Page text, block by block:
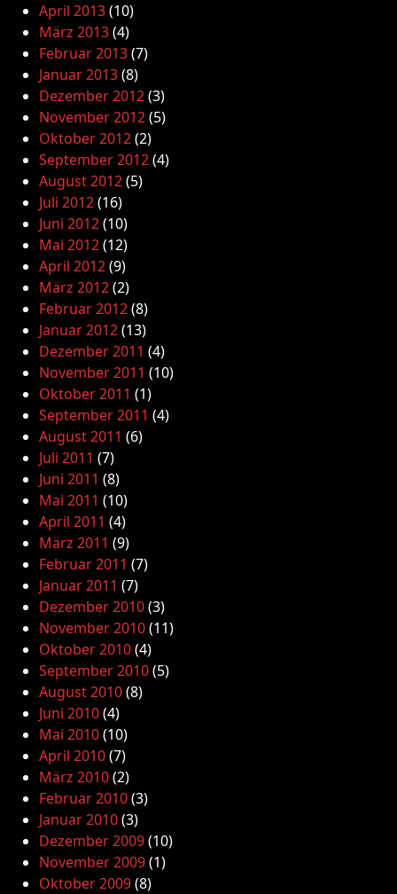
April 2013(10)
März 2013(4)
Februar 2013(7)
Januar 2013(8)
Dezember 2012(3)
November 2012(5)
Oktober 2012(2)
September 2012(4)
August 2012(5)
Juli 2012(16)
Juni 2012(10)
Mai 2012(12)
April 2012(9)
März 2012(2)
Februar 2012(8)
Januar 2012(13)
Dezember 2011 (4)
November 2011 (10)
Oktober 2011 (1)
September 2011 (4)
August 2011 (6)
Juli 2011 (7)
Juni 2011 (8)
Mai 2011 (10)
April 2011 (4)
März 2011 (9)
Februar 2011 (7)
Januar 2011 (7)
Dezember 2010(3)
November 2010(11)
Oktober 2010(4)
September 2010(5)
August 2010(8)
Juni 2010(4)
Mai 2010(10)
April 2010(7)
März 2010(2)
Februar 2010(3)
Januar 2010(3)
Dezember 2009(10)
November 2009(1)
Oktober 2009(8)